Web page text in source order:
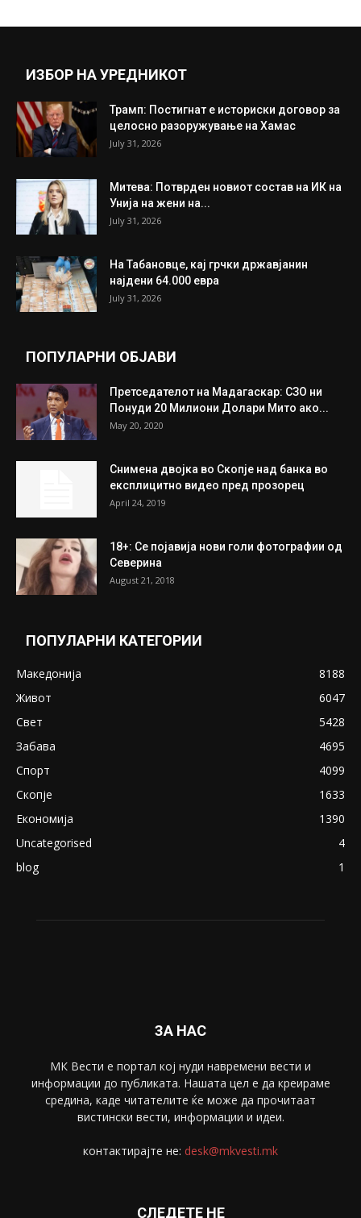
ИЗБОР НА УРЕДНИКОТ
Трамп: Постигнат е историски договор за
целосно разоружување на Хамас
July 31, 2026
Митева: Потврден новиот состав на ИК на
Унија на жени на...
July 31, 2026
На Табановце, кај грчки државјанин
најдени 64.000 евра
July 31, 2026
ПОПУЛАРНИ ОБЈАВИ
Претседателот на Мадагаскар: СЗО ни
Понуди 20 Милиони Долари Мито ако...
May 20, 2020
Снимена двојка во Скопје над банка во
експлицитно видео пред прозорец
April 24, 2019
18+: Се појавија нови голи фотографии од
Северина
August 21, 2018
ПОПУЛАРНИ КАТЕГОРИИ
Македонија
8188
Живот
6047
Свет
5428
Забава
4695
Спорт
4099
Скопје
1633
Економија
1390
Uncategorised
4
blog
1
ЗА НАС
МК Вести е портал коj нуди навремени вести и
информации до публиката. Нашата цел е да креираме
средина, каде читателите ќе може да прочитаат
вистински вести, информации и идеи.
контактирајте не: desk@mkvesti.mk
СЛЕДЕТЕ НЕ